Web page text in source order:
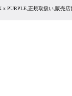
x PURPLE,正規取扱い,販売